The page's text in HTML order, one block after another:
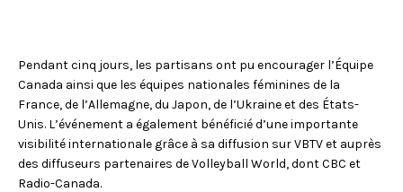
Pendant cinq jours, les partisans ont pu encourager l’Équipe
Canada ainsi que les équipes nationales féminines de la
France, de l’Allemagne, du Japon, de l’Ukraine et des États-
Unis. L’événement a également bénéficié d’une importante
visibilité internationale grâce à sa diffusion sur VBTV et auprès
des diffuseurs partenaires de Volleyball World, dont CBC et
Radio-Canada.